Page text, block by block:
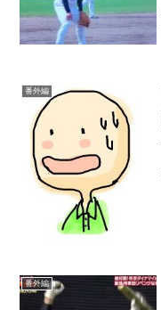
番外編
番外編